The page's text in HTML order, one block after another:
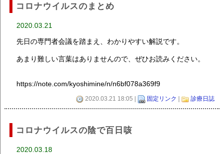
コロナウイルスのまとめ
2020.03.21
先日の専門者会議を踏まえ、わかりやすい解説です。
あまり難しい言葉はありませんので、ぜひお読みください。
https://note.com/kyoshimine/n/n6bf078a369f9
2020.03.21 18:05 | 固定リンク 診療日誌
コロナウイルスの陰で百日咳
2020.03.18